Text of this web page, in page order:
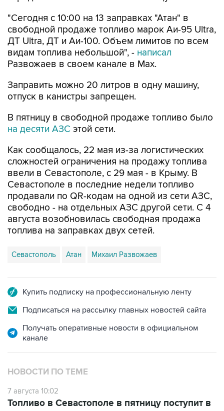
ДТ Ultra, ДТ и Аи-100. Объем лимитов по всем
видам топлива небольшой", - написал
Развожаев в своем канале в Max.
Заправить можно 20 литров в одну машину,
В пятницу в свободной продаже топливо было
Как сообщалось, 22 мая из-за логистических
ввели в Севастополе, с 29 мая - в Крыму. В
Севастополе в последние недели топливо
продавали по QR-кодам на одной из сети АЗС,
свободно - на отдельных АЗС другой сети. С 4
августа возобновилась свободная продажа
топлива на заправках двух сетей.
Севастополь Атан Михаил Развожаев
Подписаться на рассылку главных новостей сайта
Получать оперативные новости в официальном
НОВОСТИ ПО ТЕМЕ
7 августа 10:02
продажу на десять АЗС сети "Атан"